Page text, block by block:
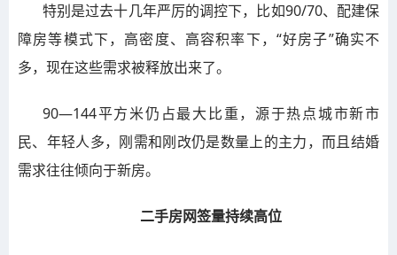
特别是过去十几年严厉的调控下，比如90/70、配建保
障房等模式下，高密度、高容积率下，“好房子”确实不
多，现在这些需求被释放出来了。
90—144平方米仍占最大比重，源于热点城市新市
民、年轻人多，刚需和刚改仍是数量上的主力，而且结婚
需求往往倾向于新房。
二手房网签量持续高位